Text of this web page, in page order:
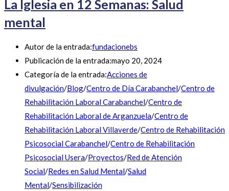
La Iglesia en 12 Semanas: Salud
mental
Autor de la entrada:fundacionebs
Publicación de la entrada:mayo 20, 2024
Categoría de la entrada:Acciones de
divulgación/Blog/Centro de Día Carabanchel/Centro de
Rehabilitación Laboral Carabanchel/Centro de
Rehabilitación Laboral de Arganzuela/Centro de
Rehabilitación Laboral Villaverde/Centro de Rehabilitación
Psicosocial Carabanchel/Centro de Rehabilitación
Psicosocial Usera/Proyectos/Red de Atención
Social/Redes en Salud Mental/Salud
Mental/Sensibilización